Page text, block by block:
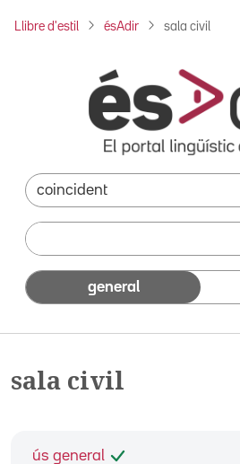
Llibre d'estil ésAdir sala civil
general
sala civil
ús general